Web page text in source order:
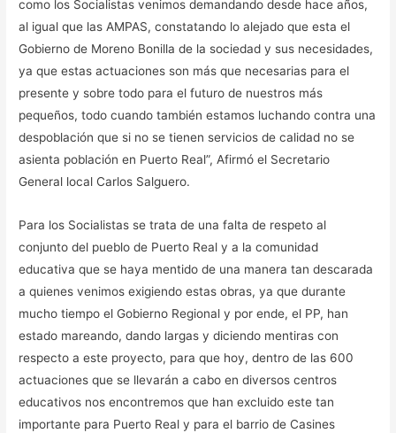
como los Socialistas venimos demandando desde hace años,
al igual que las AMPAS, constatando lo alejado que esta el
Gobierno de Moreno Bonilla de la sociedad y sus necesidades,
ya que estas actuaciones son más que necesarias para el
presente y sobre todo para el futuro de nuestros más
pequeños, todo cuando también estamos luchando contra una
despoblación que si no se tienen servicios de calidad no se
asienta población en Puerto Real”, Afirmó el Secretario
General local Carlos Salguero.
Para los Socialistas se trata de una falta de respeto al
conjunto del pueblo de Puerto Real y a la comunidad
educativa que se haya mentido de una manera tan descarada
a quienes venimos exigiendo estas obras, ya que durante
mucho tiempo el Gobierno Regional y por ende, el PP, han
estado mareando, dando largas y diciendo mentiras con
respecto a este proyecto, para que hoy, dentro de las 600
actuaciones que se llevarán a cabo en diversos centros
educativos nos encontremos que han excluido este tan
importante para Puerto Real y para el barrio de Casines